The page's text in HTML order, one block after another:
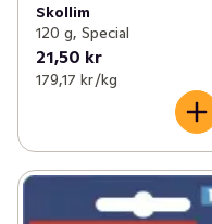
Skollim
120 g, Special
21,50 kr
179,17 kr /kg